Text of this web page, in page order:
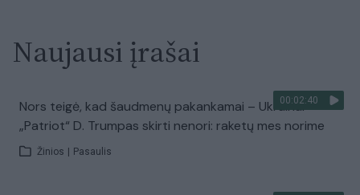
Naujausi įrašai
00:02:40
Nors teigė, kad šaudmenų pakankamai – Ukrainai
„Patriot“ D. Trumpas skirti nenori: raketų mes norime
Žinios Pasaulis